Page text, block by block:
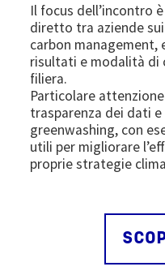
Il focus dell’incontro
diretto tra aziende
carbon management,
risultati e modalità di
filiera.
Particolare
trasparenza dei dati
greenwashing, con
utili per migliorare
proprie strategie